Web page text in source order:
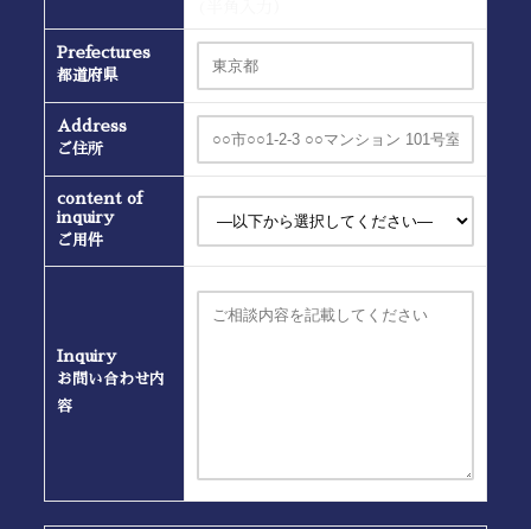
Prefectures
都道府県
Address
ご住所
content of
inquiry
ご用件
Inquiry
お問い合わせ内
容